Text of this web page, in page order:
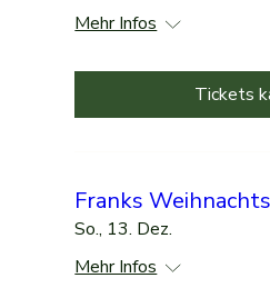
Mehr Infos
Tickets
Franks
So., 13. Dez.
Mehr Infos